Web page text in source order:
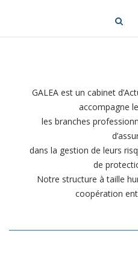
content
GALEA est un cabinet
accompagne
les branches
dans la gestion de leurs
de
Notre structure à taille
coopération